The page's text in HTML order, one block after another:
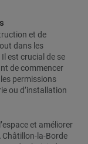
et de
dans les
est crucial de se
de commencer
permissions
ou d’installation
et améliorer
la-Borde